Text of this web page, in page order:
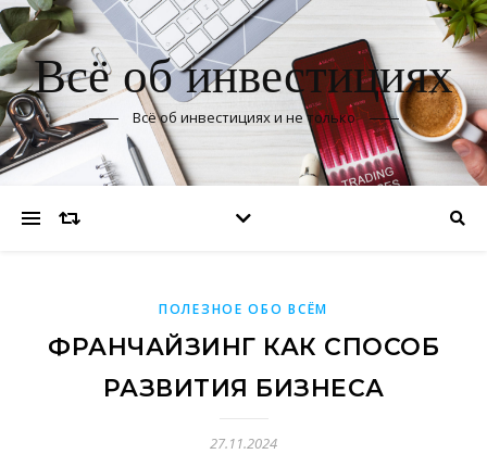
Всё об инвестициях
Всё об инвестициях и не только
ПОЛЕЗНОЕ ОБО ВСЁМ
ФРАНЧАЙЗИНГ КАК СПОСОБ
РАЗВИТИЯ БИЗНЕСА
27.11.2024